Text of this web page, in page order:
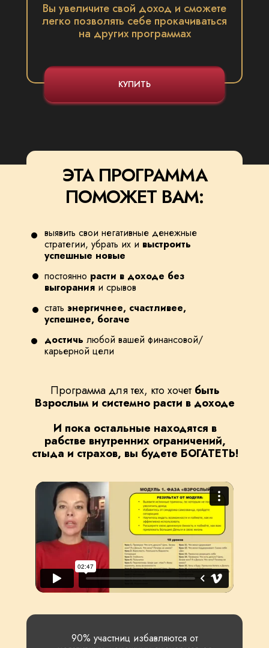
КУПИТЬ
Вы увеличите свой доход и сможете
легко позволять себе прокачиваться
на других программах
ЭТА ПРОГРАММА
ПОМОЖЕТ ВАМ:
выявить свои негативные денежные
стратегии, убрать их и выстроить
успешные новые
постоянно расти в доходе без
выгорания и срывов
стать энергичнее, счастливее,
успешнее, богаче
достичь любой вашей финансовой/
карьерной цели
Программа для тех, кто хочет быть
Взрослым и системно расти в доходе
И пока остальные находятся в
рабстве внутренних ограничений,
стыда и страхов, вы будете БОГАТЕТЬ!
90% участниц избавляются от